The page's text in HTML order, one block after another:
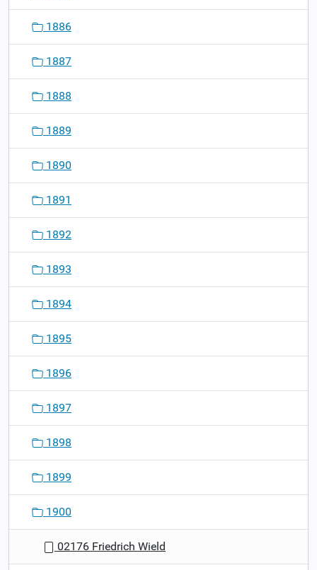
1886
1887
1888
1889
1890
1891
1892
1893
1894
1895
1896
1897
1898
1899
1900
02176 Friedrich Wield